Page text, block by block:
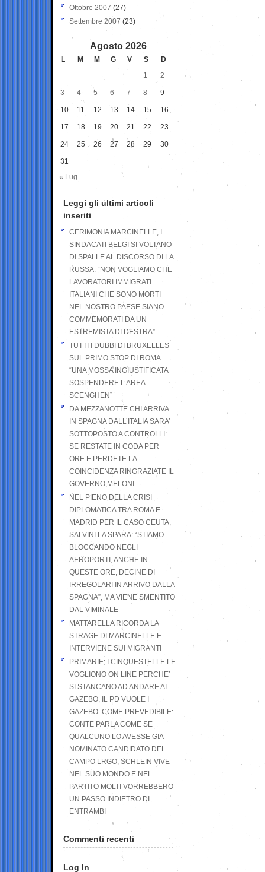
Ottobre 2007 (27)
Settembre 2007 (23)
Agosto 2026
L M M G V S
D
1
2
3 4 5 6 7 8 9
10 11 12 13 14 15 16
17 18 19 20 21 22 23
24 25 26 27 28 29 30
31
« Lug
Leggi gli ultimi articoli
inseriti
CERIMONIA MARCINELLE, I
SINDACATI BELGI SI VOLTANO
DI SPALLE AL DISCORSO DI LA
RUSSA: “NON VOGLIAMO CHE
LAVORATORI IMMIGRATI
ITALIANI CHE SONO MORTI
NEL NOSTRO PAESE SIANO
COMMEMORATI DA UN
ESTREMISTA DI DESTRA”
TUTTI I DUBBI DI BRUXELLES
SUL PRIMO STOP DI ROMA
“UNA MOSSA INGIUSTIFICATA
SOSPENDERE L’AREA
SCENGHEN”
DA MEZZANOTTE CHI ARRIVA
IN SPAGNA DALL’ITALIA SARA’
SOTTOPOSTO A CONTROLLI:
SE RESTATE IN CODA PER
ORE E PERDETE LA
COINCIDENZA RINGRAZIATE IL
GOVERNO MELONI
NEL PIENO DELLA CRISI
DIPLOMATICA TRA ROMA E
MADRID PER IL CASO CEUTA,
SALVINI LA SPARA: “STIAMO
BLOCCANDO NEGLI
AEROPORTI, ANCHE IN
QUESTE ORE, DECINE DI
IRREGOLARI IN ARRIVO DALLA
SPAGNA”, MA VIENE SMENTITO
DAL VIMINALE
MATTARELLA RICORDA LA
STRAGE DI MARCINELLE E
INTERVIENE SUI MIGRANTI
PRIMARIE; I CINQUESTELLE LE
VOGLIONO ON LINE PERCHE’
SI STANCANO AD ANDARE AI
GAZEBO, IL PD VUOLE I
GAZEBO. COME PREVEDIBILE:
CONTE PARLA COME SE
QUALCUNO LO AVESSE GIA’
NOMINATO CANDIDATO DEL
CAMPO LRGO, SCHLEIN VIVE
NEL SUO MONDO E NEL
PARTITO MOLTI VORREBBERO
UN PASSO INDIETRO DI
ENTRAMBI
Commenti recenti
Log In